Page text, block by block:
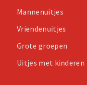
Mannenuitjes
Vriendenuitjes
Grote groepen
Uitjes met kinderen